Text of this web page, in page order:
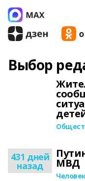
Выбор
431 дней
назад МВД